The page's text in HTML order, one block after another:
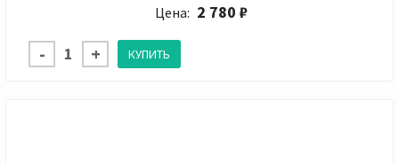
Цена: 2 780 ₽